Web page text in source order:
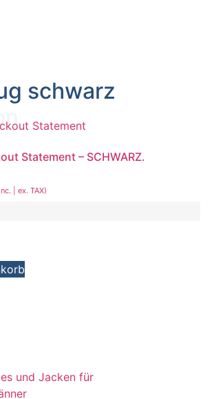
schwarz
Statement – SCHWARZ.
| ex. TAX)
und Jacken für